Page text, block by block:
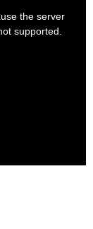
民眾狂酸陳
新聞網》報
the server
supported.